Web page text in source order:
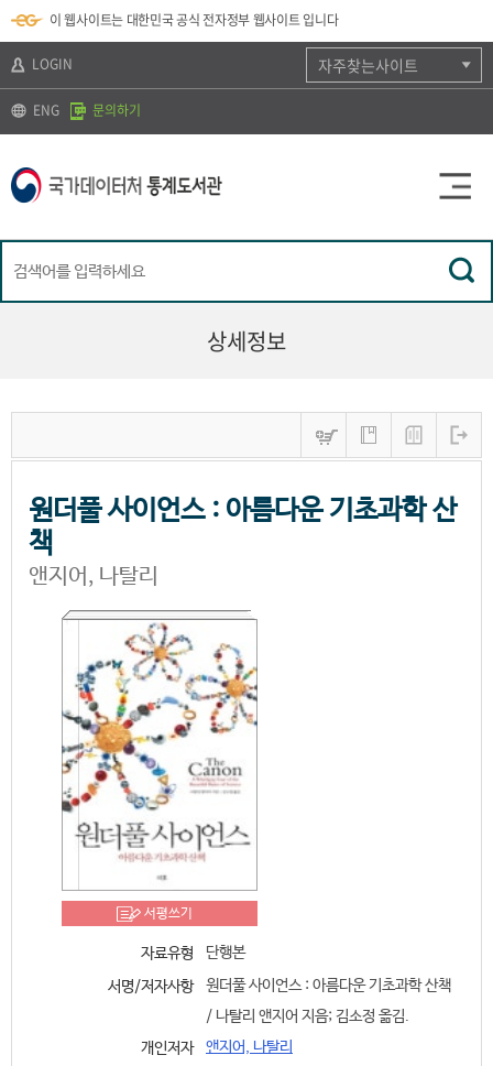
바
로
기
가
기
k
t
)
바
로
기
보
바
가
기
이 웹사이트는 대한민국 공식 전자정부 웹사이트 입니다
LOGIN
ENG 문의하기
자주찾는사이트
상세정보
원더풀 사이언스 : 아름다운 기초과학 산
책
앤지어, 나탈리
서평쓰기
자료유형
단행본
서명/저자사항
원더풀 사이언스 : 아름다운 기초과학 산책
/ 나탈리 앤지어 지음; 김소정 옮김.
개인저자
앤지어, 나탈리